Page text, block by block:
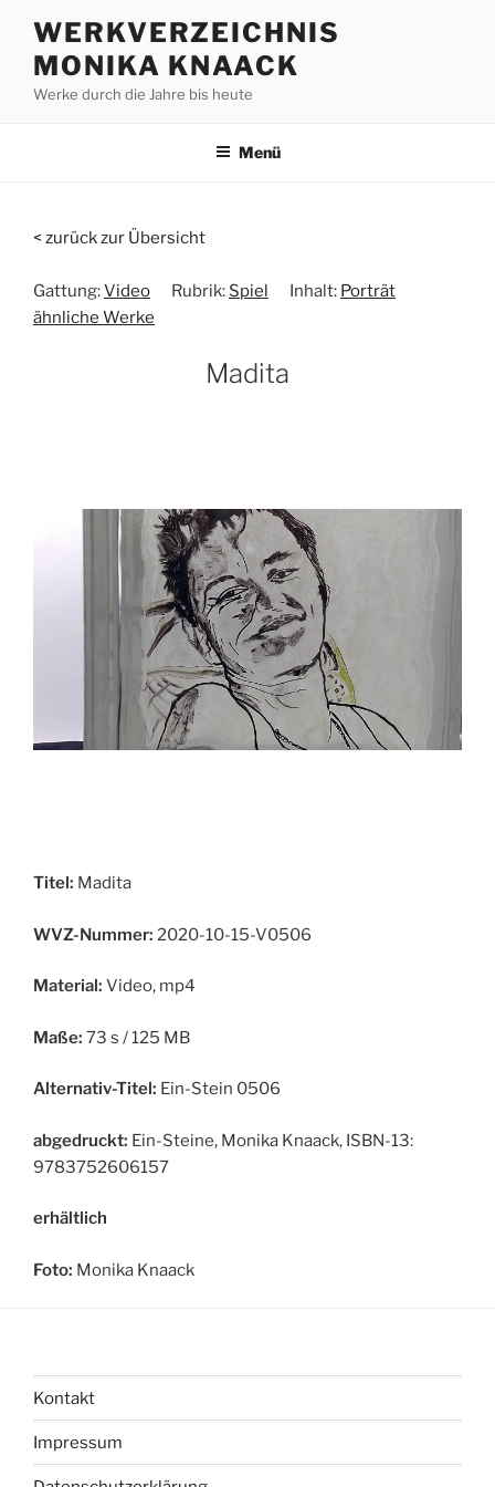
Inhalt
springen
WERKVERZEICHNIS
MONIKA KNAACK
Werke durch die Jahre bis heute
Menü
< zurück zur Übersicht
Gattung:Video Rubrik: Spiel Inhalt: Porträt
ähnliche Werke
Madita
Titel: Madita
WVZ-Nummer: 2020-10-15-V0506
Material: Video, mp4
Maße: 73 s / 125 MB
Alternativ-Titel: Ein-Stein 0506
abgedruckt: Ein-Steine, Monika Knaack, ISBN-13:
9783752606157
erhältlich
Foto: Monika Knaack
Kontakt
Impressum